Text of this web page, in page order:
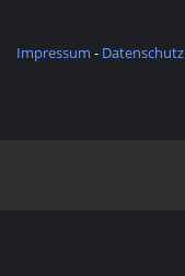
Impressum - Datenschutz